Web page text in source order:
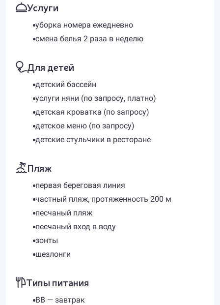
Услуги
уборка номера ежедневно
смена белья 2 раза в неделю
Для детей
детский бассейн
услуги няни (по запросу, платно)
детская кроватка (по запросу)
детское меню (по запросу)
детские стульчики в ресторане
Пляж
первая береговая линия
частный пляж, протяженность 200 м
песчаный пляж
песчаный вход в воду
зонты
шезлонги
Типы питания
BB — завтрак